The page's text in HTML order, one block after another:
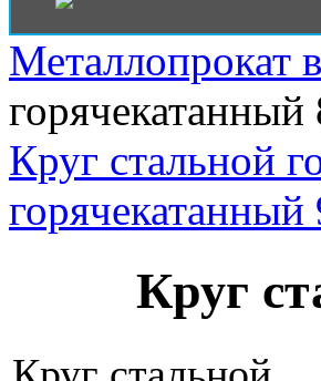
Металлопрокат
горячекатанный
Круг стальной
горячекатанный
Круг